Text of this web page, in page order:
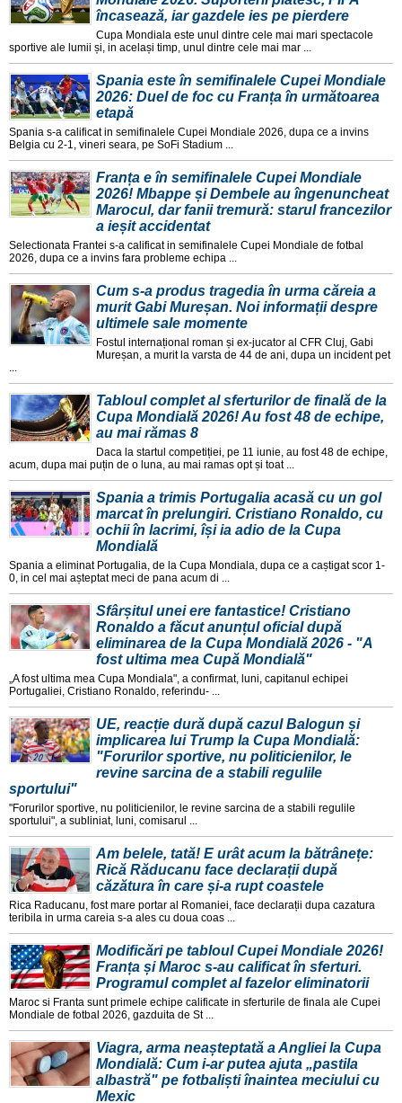
încasează, iar gazdele ies pe pierdere
Cupa Mondiala este unul dintre cele mai mari spectacole
sportive ale lumii și, in același timp, unul dintre cele mai mar ...
Spania este în semifinalele Cupei Mondiale
2026: Duel de foc cu Franța în următoarea
etapă
Spania s-a calificat in semifinalele Cupei Mondiale 2026, dupa ce a invins
Belgia cu 2-1, vineri seara, pe SoFi Stadium ...
Franța e în semifinalele Cupei Mondiale
2026! Mbappe și Dembele au îngenuncheat
Marocul, dar fanii tremură: starul francezilor
a ieșit accidentat
Selectionata Frantei s-a calificat in semifinalele Cupei Mondiale de fotbal
2026, dupa ce a invins fara probleme echipa ...
Cum s-a produs tragedia în urma căreia a
murit Gabi Mureșan. Noi informații despre
ultimele sale momente
Fostul internațional roman și ex-jucator al CFR Cluj, Gabi
Mureșan, a murit la varsta de 44 de ani, dupa un incident pet
...
Tabloul complet al sferturilor de finală de la
Cupa Mondială 2026! Au fost 48 de echipe,
au mai rămas 8
Daca la startul competiției, pe 11 iunie, au fost 48 de echipe,
acum, dupa mai puțin de o luna, au mai ramas opt și toat ...
Spania a trimis Portugalia acasă cu un gol
marcat în prelungiri. Cristiano Ronaldo, cu
ochii în lacrimi, își ia adio de la Cupa
Mondială
Spania a eliminat Portugalia, de la Cupa Mondiala, dupa ce a caștigat scor 1-
0, in cel mai așteptat meci de pana acum di ...
Sfârșitul unei ere fantastice! Cristiano
Ronaldo a făcut anunțul oficial după
eliminarea de la Cupa Mondială 2026 - "A
fost ultima mea Cupă Mondială"
„A fost ultima mea Cupa Mondiala", a confirmat, luni, capitanul echipei
Portugaliei, Cristiano Ronaldo, referindu- ...
UE, reacție dură după cazul Balogun și
implicarea lui Trump la Cupa Mondială:
"Forurilor sportive, nu politicienilor, le
revine sarcina de a stabili regulile
sportului"
"Forurilor sportive, nu politicienilor, le revine sarcina de a stabili regulile
sportului", a subliniat, luni, comisarul ...
Am belele, tată! E urât acum la bătrânețe:
Rică Răducanu face declarații după
căzătura în care și-a rupt coastele
Rica Raducanu, fost mare portar al Romaniei, face declarații dupa cazatura
teribila in urma careia s-a ales cu doua coas ...
Modificări pe tabloul Cupei Mondiale 2026!
Franța și Maroc s-au calificat în sferturi.
Programul complet al fazelor eliminatorii
Maroc si Franta sunt primele echipe calificate in sferturile de finala ale Cupei
Mondiale de fotbal 2026, gazduita de St ...
Viagra, arma neașteptată a Angliei la Cupa
Mondială: Cum i-ar putea ajuta „pastila
albastră" pe fotbaliști înaintea meciului cu
Mexic